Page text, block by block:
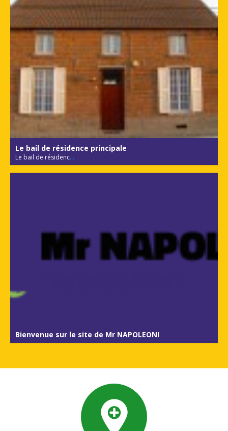
Le bail de résidence principale
Le bail de résidenc...
Bienvenue sur le site de Mr NAPOLEON!